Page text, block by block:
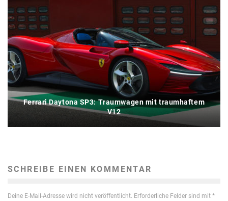
Ferrari Daytona SP3: Traumwagen mit traumhaftem
V12
SCHREIBE EINEN KOMMENTAR
Deine E-Mail-Adresse wird nicht veröffentlicht. Erforderliche Felder sind mit *